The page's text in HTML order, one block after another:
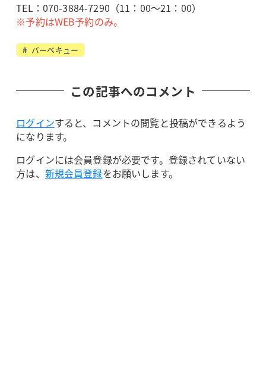
TEL：070-3884-7290（11：00～21：00）
※予約はWEB予約のみ。
バーベキュー
この記事へのコメント
ログインすると、コメントの閲覧と投稿ができるよう
になります。
ログインには会員登録が必要です。登録されていない
方は、 新規会員登録をお願いします。